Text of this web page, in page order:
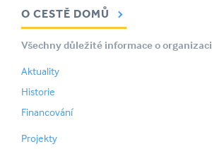
O CESTĚ DOMŮ
Všechny důležité informace o organizaci
Aktuality
Historie
Financování
Projekty